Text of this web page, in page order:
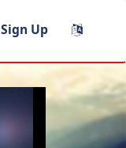
Sign Up